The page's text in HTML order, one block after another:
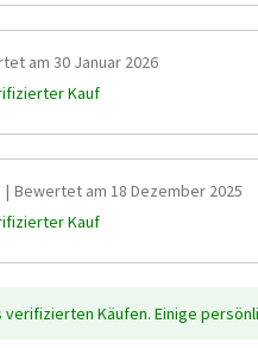
am 30 Januar 2026
Kauf
| Bewertet am 18 Dezember 2025
Kauf
Käufen. Einige